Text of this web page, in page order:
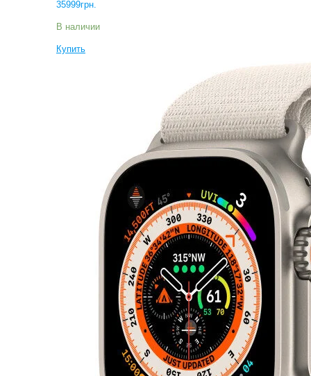
35999грн.
В наличии
Купить